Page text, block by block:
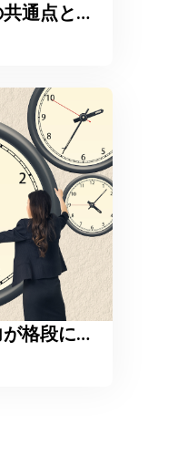
タスク管理が苦手な社員の共通点とは？対策と併せて紹介
チーム全体の時間管理能力が格段にアップする7つのコツ